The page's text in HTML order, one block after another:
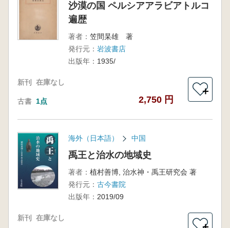
沙漠の国 ペルシアアラビアトルコ
遍歴
著者： 笠間杲雄 著
発行元： 岩波書店
出版年： 1935/
新刊 在庫なし
古書 1点 2,750 円
＋
海外（日本語） 中国
禹王と治水の地域史
著者： 植村善博, 治水神・禹王研究会 著
発行元： 古今書院
出版年： 2019/09
新刊 在庫なし